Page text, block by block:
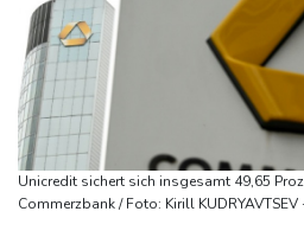
Taifun "Dolphin": Flugausfälle,
Warnstufe in China
Lionel Messi trauert um Vater und
DAK-Analyse: ADHS-
gestiegen
Sohn: Krebs von Ex-Präsident
Metastasen gebildet
Unicredit sichert sich insgesamt 49,65
Commerzbank / Foto: Kirill KUDRYAVTSEV